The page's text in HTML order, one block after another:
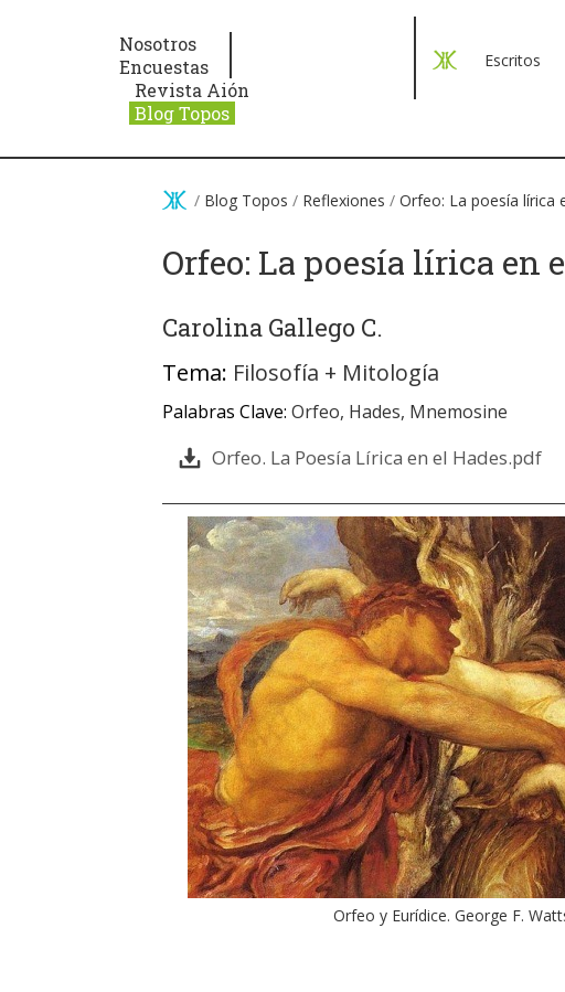
Nosotros
Encuestas
Revista Aión
Blog Topos
Escritos
/ Blog Topos / Reflexiones / Orfeo: La poesía lírica
Orfeo: La poesía lírica en
Carolina Gallego C.
Tema: Filosofía + Mitología
Palabras Clave: Orfeo, Hades, Mnemosine
Orfeo. La Poesía Lírica en el Hades.pdf
Orfeo y Eurídice. George F.